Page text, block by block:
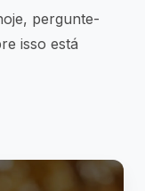
pergunte-
isso está